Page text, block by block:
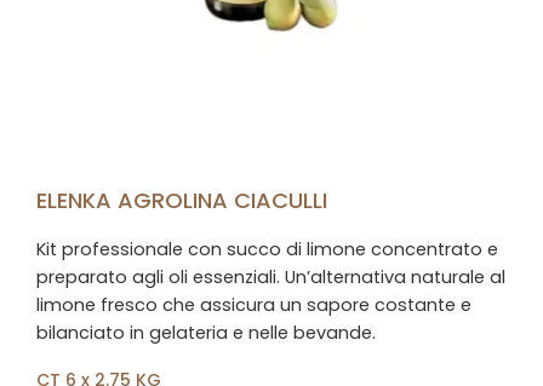
ELENKA AGROLINA CIACULLI
Kit professionale con succo di limone concentrato e
preparato agli oli essenziali. Un’alternativa naturale al
limone fresco che assicura un sapore costante e
bilanciato in gelateria e nelle bevande.
CT 6 x 2.75 KG